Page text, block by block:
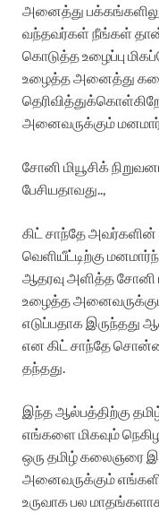
அனைத்து
வந்தவர்கள் நீங்கள்
கொடுத்த உழைப்பு
உழைத்த அனைத்து
அனைவருக்கும்
சோனி மியூசிக்
பேசியதாவது..,
கிட் சாந்தே
வெளியீட்டிற்கு
ஆதரவு அளித்த சோனி
உழைத்த
எடுப்பதாக
என கிட் சாந்தே
தந்தது.
இந்த ஆல்பத்திற்கு
எங்களை மிகவும்
ஒரு தமிழ் கலைஞரை
அனைவருக்கும்
உருவாக பல மாதங்களாக